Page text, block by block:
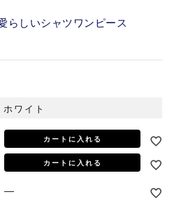
らしいシャツワンピース
ホワイト
カートに入れる
カートに入れる
—